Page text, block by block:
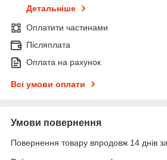
Детальніше
Оплатити частинами
Післяплата
Оплата на рахунок
Всі умови оплати
Умови повернення
Повернення товару впродовж 14 днів